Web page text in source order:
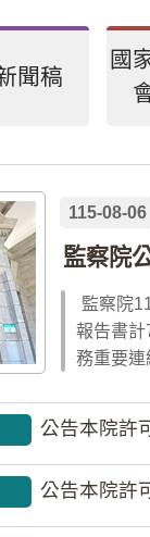
聞稿
國
監察院
115-08-06
監察院
報告書
務重要
公告本院許
公告本院許